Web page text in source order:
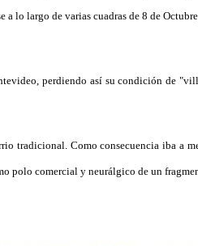
largo de varias cuadras de 8 de
perdiendo así su condición de
tradicional. Como consecuencia iba a
polo comercial y neurálgico de un